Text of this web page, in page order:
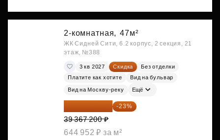
2-комнатная, 47м²
ЖК Сидней Сити, 6.2 корпус, 2 секция, 21
этаж, №388
3 кв 2027 Скидка
Без отделки
Платите как хотите
Вид на бульвар
Вид на Москву-реку Ещё
30 312 744 ₽ -23%
39 367 200 ₽
644 952 ₽ за м²